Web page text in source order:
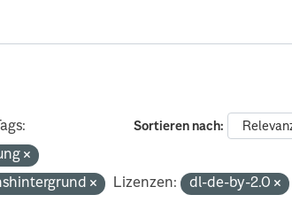
Sortieren nach
Lizenzen: dl-de-by-2.0